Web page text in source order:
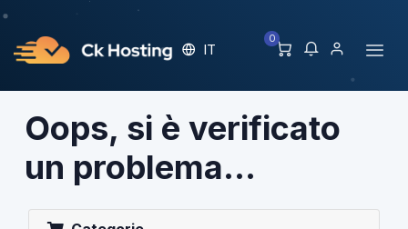
IT
0
Oops, si è verificato
un problema...